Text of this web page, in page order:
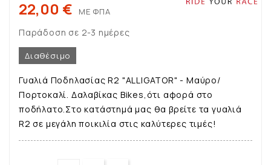
22,00 € ΜΕ ΦΠΑ
Παράδοση σε 2-3 ημέρες
Διαθέσιμο
Γυαλιά Ποδηλασίας R2 "ALLIGATOR" - Μαύρο/
Πορτοκαλί. Δαλαβίκας Bikes,ότι αφορά στο
ποδήλατο.Στο κατάστημά μας θα βρείτε τα γυαλιά
R2 σε μεγάλη ποικιλία στις καλύτερες τιμές!